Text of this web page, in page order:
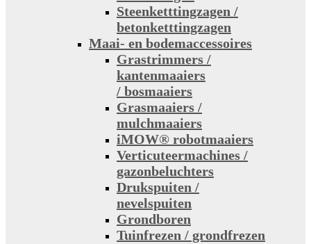
Steenketttingzagen /
betonketttingzagen
Maai- en bodemaccessoires
Grastrimmers /
kantenmaaiers
/ bosmaaiers
Grasmaaiers /
mulchmaaiers
iMOW® robotmaaiers
Verticuteermachines /
gazonbeluchters
Drukspuiten /
nevelspuiten
Grondboren
Tuinfrezen / grondfrezen